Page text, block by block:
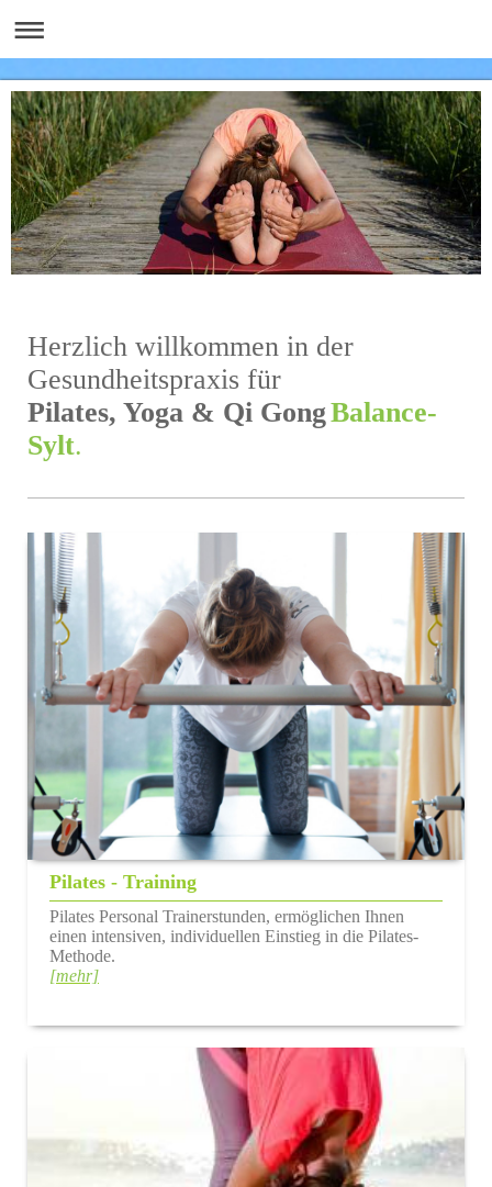
Herzlich willkommen in der
Gesundheitspraxis für
Pilates, Yoga & Qi GongBalance-
Sylt.
Pilates - Training
Pilates Personal Trainerstunden, ermöglichen Ihnen
einen intensiven, individuellen Einstieg in die Pilates-
Methode.
[mehr]